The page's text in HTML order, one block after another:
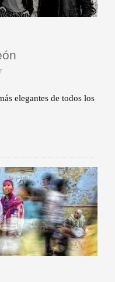
elegantes de todos los